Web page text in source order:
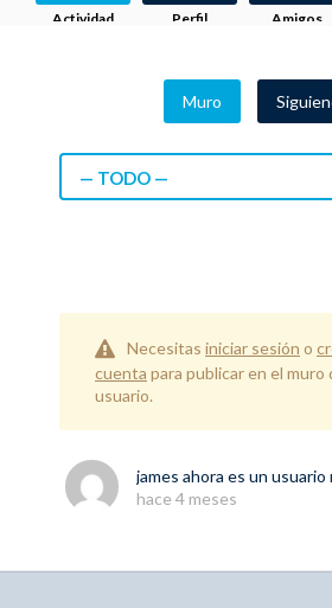
Actividad Perfil Amigos
Muro
— TODO —
Necesitas iniciar sesión o
cuenta para publicar en el muro
usuario.
james ahora es un
hace 4 meses